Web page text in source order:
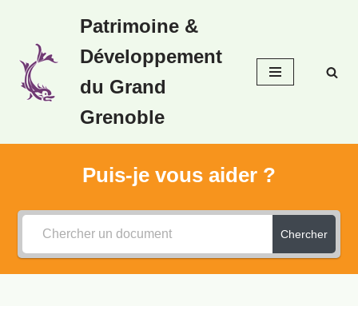
au
contenu
Patrimoine &
Développement
du Grand
Grenoble
Puis-je vous aider ?
Chercher